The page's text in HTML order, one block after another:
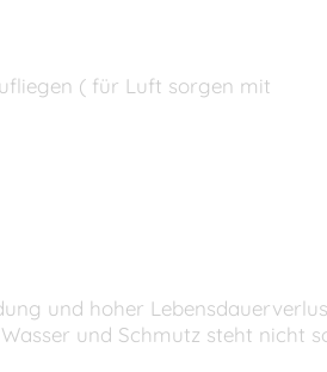
( für Luft sorgen mit
und hoher
und Schmutz steht nicht